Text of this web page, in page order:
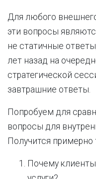
Для любого
эти вопросы
не статичные
лет назад на
стратегической
завтрашние ответы.
Попробуем для
вопросы для
Получится примерно
Почему